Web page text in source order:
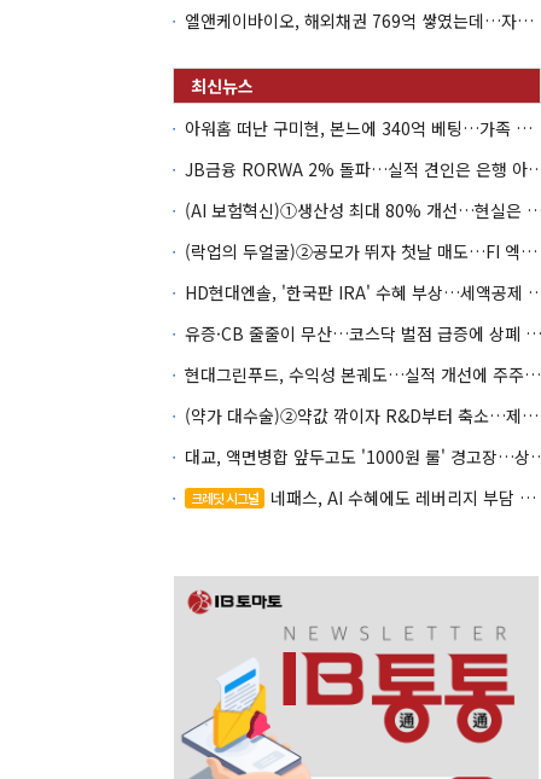
엘앤케이바이오, 해외채권 769억 쌓였는데…자회사 4곳 자본잠식
아워홈 떠난 구미현, 본느에 340억 베팅…가족 지배체제 구축
JB금융 RORWA 2% 돌파…실
(AI 보험혁신)①생산성 최대 80%
(락업의 두얼굴)②공모가 뛰자 첫날 매도…FI 엑시트 전략 갈렸다
HD현대엔솔, '한국판 IRA' 수혜
유증·CB 줄줄이 무산…코스닥 벌점 급증에 상폐 압박
현대그린푸드, 수익성 본궤도…실적 개선에 주주환원까지
(약가 대수술)②약값 깎이자 R&D부터 축소…제약업계 비상경영 돌입
대교, 액면병합 앞두고
크레딧 시그널 네패스, AI 수혜에도 레버리지 부담 여전